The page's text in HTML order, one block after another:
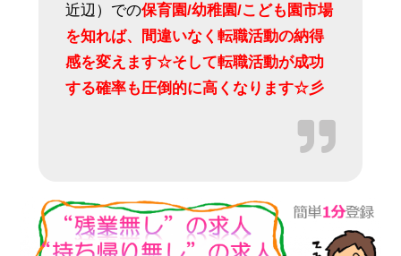
近辺）での保育園/幼稚園/こども園市場
を知れば、間違いなく転職活動の納得
感を変えます☆そして転職活動が成功
する確率も圧倒的に高くなります☆彡